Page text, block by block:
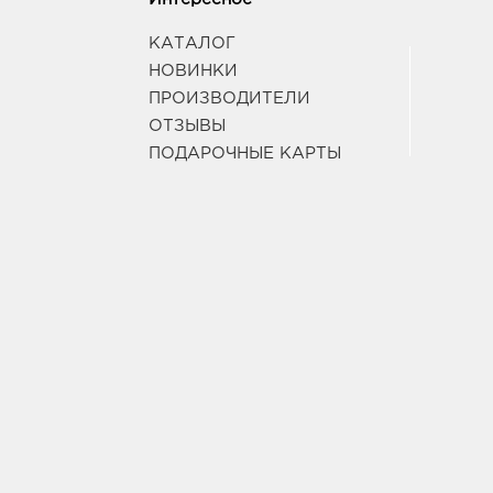
КАТАЛОГ
НОВИНКИ
ПРОИЗВОДИТЕЛИ
ОТЗЫВЫ
ПОДАРОЧНЫЕ КАРТЫ